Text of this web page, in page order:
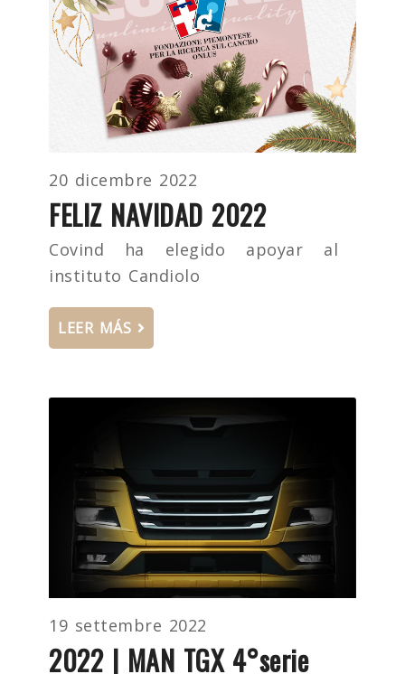
20 dicembre 2022
FELIZ NAVIDAD 2022
Covind ha elegido apoyar al
instituto Candiolo
LEER MÁS
19 settembre 2022
2022 | MAN TGX 4°serie